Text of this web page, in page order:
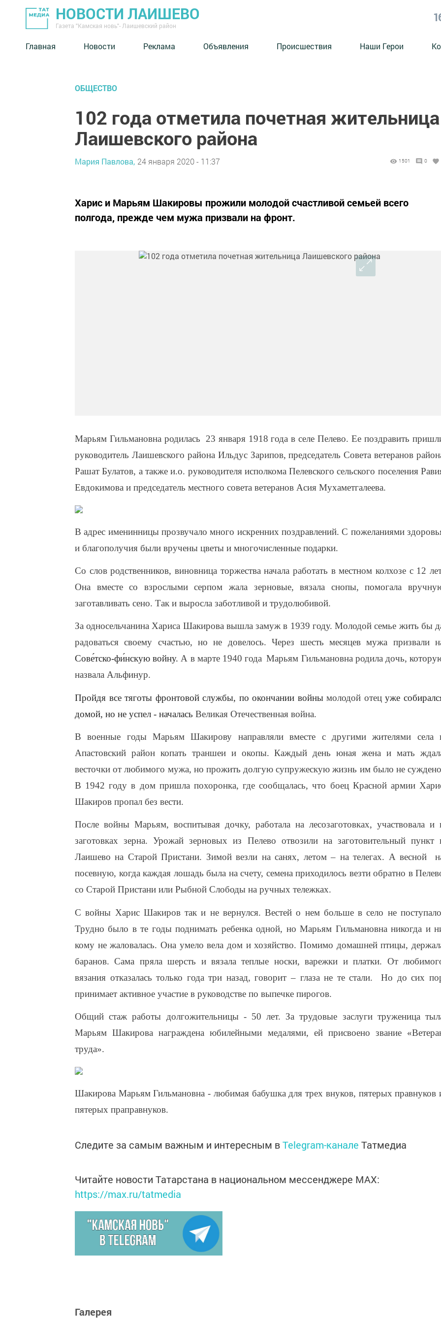
НОВОСТИ ЛАИШЕВО
Газета "Камская новь"- Лаишевский район
Главная Новости Реклама Объявления Происшествия Наши Герои
ОБЩЕСТВО
102 года отметила почетная жительница
Лаишевского района
Мария Павлова, 24 января 2020 - 11:37 1501 0
Харис и Марьям Шакировы прожили молодой счастливой семьей всего
полгода, прежде чем мужа призвали на фронт.
Марьям Гильмановна родилась
23 января 1918 года в селе Пелево. Ее поздравить
руководитель Лаишевского района Ильдус Зарипов, председатель Совета ветеранов
Рашат Булатов, а также и.о. руководителя исполкома Пелевского сельского поселения
Евдокимова и председатель местного совета ветеранов Асия Мухаметгалеева.
В адрес именинницы прозвучало много искренних поздравлений. С пожеланиями
и благополучия были вручены цветы и многочисленные подарки.
Со слов родственников, виновница торжества начала работать в местном колхозе с 12
Она вместе со взрослыми серпом жала зерновые, вязала снопы, помогала
заготавливать сено. Так и выросла заботливой и трудолюбивой.
За односельчанина Хариса Шакирова вышла замуж в 1939 году. Молодой семье жить бы
радоваться своему счастью, но не довелось. Через шесть месяцев мужа призвали
Сове́тско-фи́нскую войну.А в марте 1940 года Марьям Гильмановна родила дочь,
назвала Альфинур.
Пройдя все тяготы фронтовой службы, по окончании войнымолодой отецуже
домой, но не успел - началась Великая Отечественная война.
В военные годы Марьям Шакирову направляли вместе с другими жителями села
Апастовский район копать траншеи и окопы. Каждый день юная жена и мать
весточки от любимого мужа, но прожить долгую супружескую жизнь им было не
В 1942 году в дом пришла похоронка, где сообщалась, что боец Красной армии
Шакиров пропал без вести.
После войны Марьям, воспитывая дочку, работала на лесозаготовках, участвовала и
заготовках зерна. Урожай зерновых из Пелево отвозили на заготовительный пункт
Лаишево на Старой Пристани. Зимой везли на санях, летом – на телегах. А весной
посевную, когда каждая лошадь была на счету, семена приходилось везти обратно в
со Старой Пристани или Рыбной Слободы на ручных тележках.
С войны Харис Шакиров так и не вернулся. Вестей о нем больше в село не
Трудно было в те годы поднимать ребенка одной, но Марьям Гильмановна никогда и
кому не жаловалась. Она умело вела дом и хозяйство. Помимо домашней птицы,
баранов. Сама пряла шерсть и вязала теплые носки, варежки и платки. От
вязания отказалась только года три назад, говорит – глаза не те стали. Но до сих
принимает активное участие в руководстве по выпечке пирогов.
Общий стаж работы долгожительницы - 50 лет. За трудовые заслуги труженица
Марьям Шакирова награждена юбилейными медалями, ей присвоено звание
труда».
Шакирова Марьям Гильмановна - любимая бабушка для трех внуков, пятерых правнуков
пятерых праправнуков.
Следите за самым важным и интересным вTelegram-канале Татмедиа
Читайте новости Татарстана в национальном мессенджере MАХ:
https://max.ru/tatmedia
Галерея